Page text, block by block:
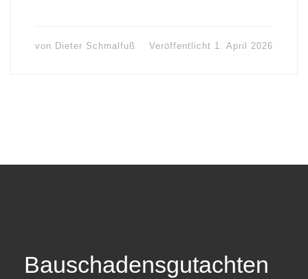
von Dieter Schmalfuß Veröffentlicht 1. April 2026
Bauschadensgutachten